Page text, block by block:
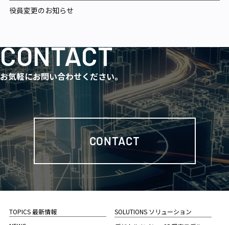
役員変更のお知らせ
CONTACT
お気軽にお問い合わせください。
CONTACT
TOPICS 最新情報
SOLUTIONS ソリューション